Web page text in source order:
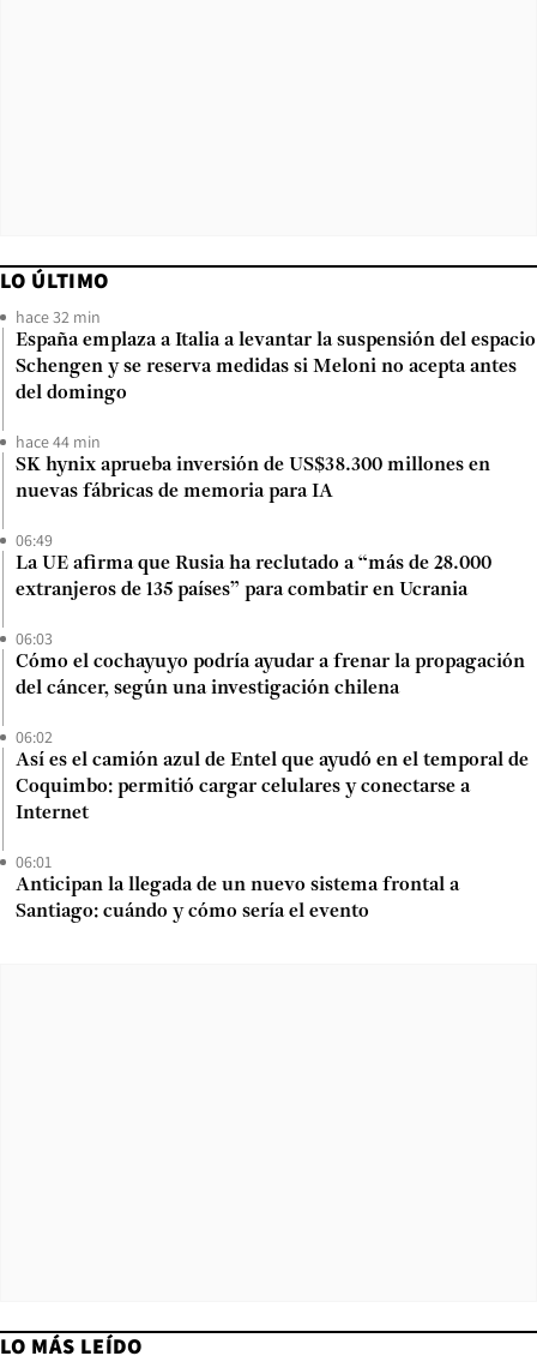
LO ÚLTIMO
hace 32 min
España emplaza a Italia a levantar la suspensión del espacio
Schengen y se reserva medidas si Meloni no acepta antes
del domingo
hace 44 min
SK hynix aprueba inversión de US$38.300 millones en
nuevas fábricas de memoria para IA
06:49
La UE afirma que Rusia ha reclutado a “más de 28.000
extranjeros de 135 países” para combatir en Ucrania
06:03
Cómo el cochayuyo podría ayudar a frenar la propagación
del cáncer, según una investigación chilena
06:02
Así es el camión azul de Entel que ayudó en el temporal de
Coquimbo: permitió cargar celulares y conectarse a
Internet
06:01
Anticipan la llegada de un nuevo sistema frontal a
Santiago: cuándo y cómo sería el evento
LO MÁS LEÍDO